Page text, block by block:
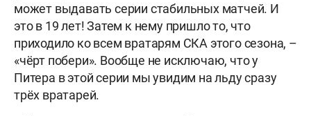
может выдавать серии стабильных матчей. И
это в 19 лет! Затем к нему пришло то, что
приходило ко всем вратарям СКА этого сезона, –
«чёрт побери». Вообще не исключаю, что у
Питера в этой серии мы увидим на льду сразу
трёх вратарей.